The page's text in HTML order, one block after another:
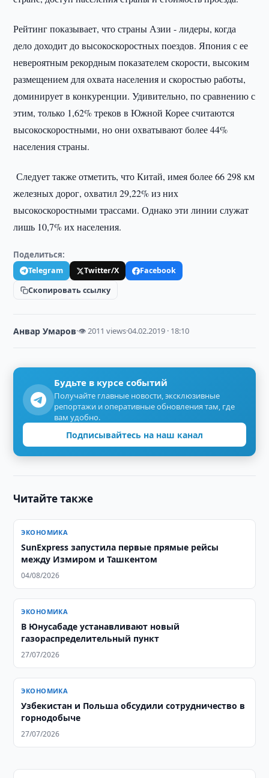
Рейтинг показывает, что страны Азии - лидеры, когда
дело доходит до высокоскоростных поездов. Япония с ее
невероятным рекордным показателем скорости, высоким
размещением для охвата населения и скоростью работы,
доминирует в конкуренции. Удивительно, по сравнению с
этим, только 1,62% треков в Южной Корее считаются
высокоскоростными, но они охватывают более 44%
населения страны.
Следует также отметить, что Китай, имея более 66 298 км
железных дорог, охватил 29,22% из них
высокоскоростными трассами. Однако эти линии служат
лишь 10,7% их населения.
Поделиться:
Telegram Twitter/X
Facebook
Скопировать ссылку
Анвар Умаров·👁 2011 views·04.02.2019 · 18:10
Будьте в курсе событий
Получайте главные новости, эксклюзивные
репортажи и оперативные обновления там, где
вам удобно.
Подписывайтесь на наш канал
Читайте также
ЭКОНОМИКА
SunExpress запустила первые прямые рейсы
между Измиром и Ташкентом
04/08/2026
ЭКОНОМИКА
В Юнусабаде устанавливают новый
газораспределительный пункт
27/07/2026
ЭКОНОМИКА
Узбекистан и Польша обсудили сотрудничество в
горнодобыче
27/07/2026